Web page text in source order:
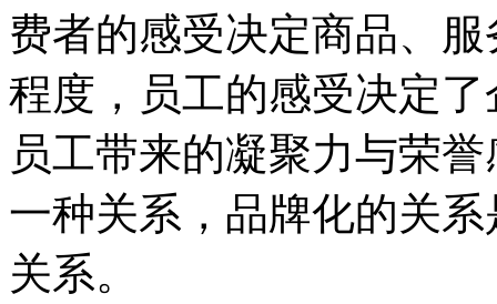
费者的感受决定商品、
程度，员工的感受决定
员工带来的凝聚力与荣
一种关系，品牌化的关
关系。